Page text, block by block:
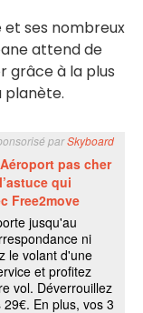
et ses nombreux
attend de
grâce à la plus
planète.